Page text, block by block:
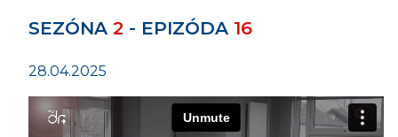
SEZÓNA 2 - EPIZÓDA 16
28.04.2025